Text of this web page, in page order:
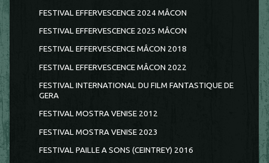
FESTIVAL EFFERVESCENCE 2024 MÂCON
FESTIVAL EFFERVESCENCE 2025 MÂCON
FESTIVAL EFFERVESCENCE MÂCON 2018
FESTIVAL EFFERVESCENCE MÂCON 2022
FESTIVAL INTERNATIONAL DU FILM FANTASTIQUE DE
GERA
FESTIVAL MOSTRA VENISE 2012
FESTIVAL MOSTRA VENISE 2023
FESTIVAL PAILLE A SONS (CEINTREY) 2016